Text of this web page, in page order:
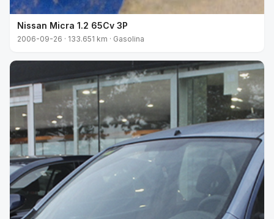
Nissan Micra 1.2 65Cv 3P
2006-09-26 · 133.651 km · Gasolina